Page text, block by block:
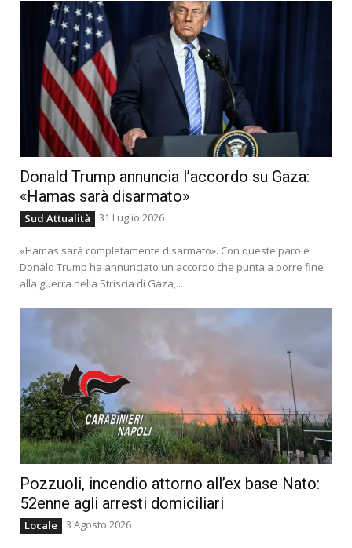
Donald Trump annuncia l’accordo su Gaza:
«Hamas sarà disarmato»
Sud Attualità 31 Luglio 2026
«Hamas sarà completamente disarmato». Con queste parole
Donald Trump ha annunciato un accordo che punta a porre fine
alla guerra nella Striscia di Gaza,...
Pozzuoli, incendio attorno all’ex base Nato:
52enne agli arresti domiciliari
Locale 3 Agosto 2026